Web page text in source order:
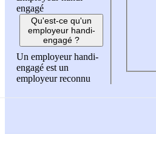
engagé
Qu'est-ce qu'un
employeur handi-
engagé ?
Un employeur handi-
engagé est un
employeur reconnu